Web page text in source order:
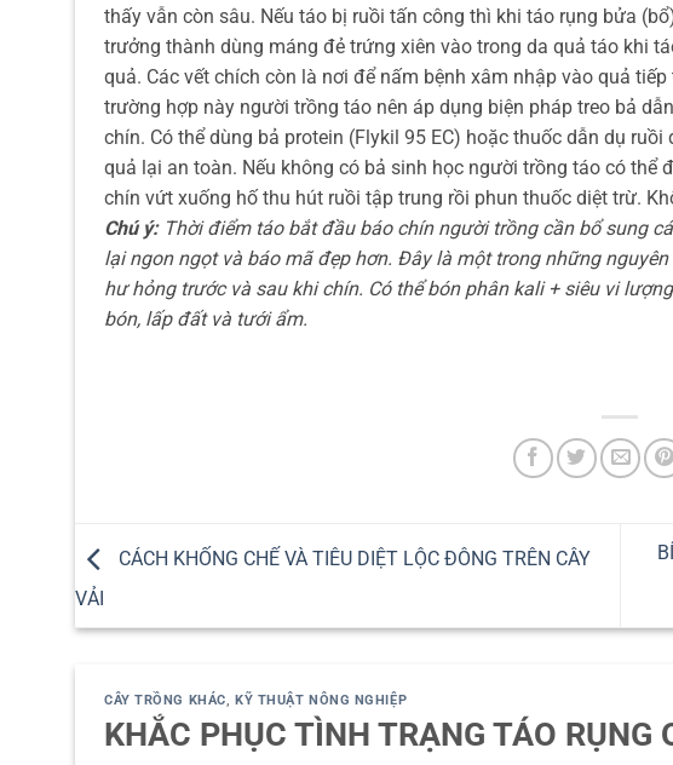
thấy vẫn còn sâu. Nếu táo bị ruồi tấn công thì khi táo rụng bửa
trưởng thành dùng máng đẻ trứng xiên vào trong da quả táo khi
quả. Các vết chích còn là nơi để nấm bệnh xâm nhập vào quả
trường hợp này người trồng táo nên áp dụng biện pháp treo bả
chín. Có thể dùng bả protein (Flykil 95 EC) hoặc thuốc dẫn dụ
quả lại an toàn. Nếu không có bả sinh học người trồng táo có
chín vứt xuống hố thu hút ruồi tập trung rồi phun thuốc diệt trừ.
Chú ý:Thời điểm táo bắt đầu báo chín người trồng cần bổ sung
lại ngon ngọt và báo mã đẹp hơn. Đây là một trong những
hư hỏng trước và sau khi chín. Có thể bón phân kali + siêu vi
bón, lấp đất và tưới ẩm.
CÁCH KHỐNG CHẾ VÀ TIÊU DIỆT LỘC ĐÔNG TRÊN CÂY
VẢI
CÂY TRỒNG KHÁC, KỸ THUẬT NÔNG NGHIỆP
KHẮC PHỤC TÌNH TRẠNG TÁO RỤNG